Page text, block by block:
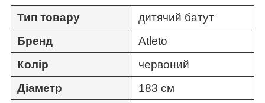
Тип товару
дитячий батут
Бренд
Atleto
Колір
червоний
Діаметр
183 см